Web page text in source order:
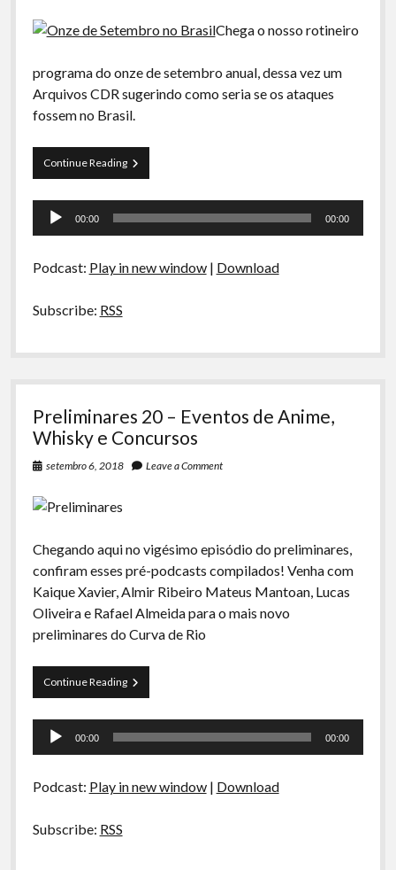
Chega o nosso rotineiro
programa do onze de setembro anual, dessa vez um
Arquivos CDR sugerindo como seria se os ataques
fossem no Brasil.
Continue ReadingArquivos
CDR
Onze
no
Tocador
00:00 00:00
Podcast: Play in new window| Download
Subscribe: RSS
Preliminares 20 – Eventos de Anime,
Whisky e Concursos
setembro 6, 2018 Leave a Comment
Chegando aqui no vigésimo episódio do preliminares,
confiram esses pré-podcasts compilados! Venha com
Kaique Xavier, Almir Ribeiro Mateus Mantoan, Lucas
Oliveira e Rafael Almeida para o mais novo
preliminares do Curva de Rio
Continue ReadingPreliminares
20
de
e
Tocador
00:00 00:00
Podcast: Play in new window| Download
Subscribe: RSS